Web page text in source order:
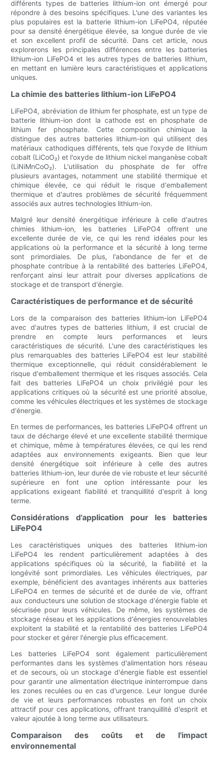
différents types de batteries lithium-ion ont émergé pour
répondre à des besoins spécifiques. L'une des variantes les
plus populaires est la batterie lithium-ion LiFePO4, réputée
pour sa densité énergétique élevée, sa longue durée de vie
et son excellent profil de sécurité. Dans cet article, nous
explorerons les principales différences entre les batteries
lithium-ion LiFePO4 et les autres types de batteries lithium,
en mettant en lumière leurs caractéristiques et applications
uniques.
La chimie des batteries lithium-ion LiFePO4
LiFePO4, abréviation de lithium fer phosphate, est un type de
batterie lithium-ion dont la cathode est en phosphate de
lithium fer phosphate. Cette composition chimique la
distingue des autres batteries lithium-ion qui utilisent des
matériaux cathodiques différents, tels que l'oxyde de lithium
cobalt (LiCoO₂) et l'oxyde de lithium nickel manganèse cobalt
(LiNiMnCoO₂). L'utilisation du phosphate de fer offre
plusieurs avantages, notamment une stabilité thermique et
chimique élevée, ce qui réduit le risque d'emballement
thermique et d'autres problèmes de sécurité fréquemment
associés aux autres technologies lithium-ion.
Malgré leur densité énergétique inférieure à celle d'autres
chimies lithium-ion, les batteries LiFePO4 offrent une
excellente durée de vie, ce qui les rend idéales pour les
applications où la performance et la sécurité à long terme
sont primordiales. De plus, l'abondance de fer et de
phosphate contribue à la rentabilité des batteries LiFePO4,
renforçant ainsi leur attrait pour diverses applications de
stockage et de transport d'énergie.
Caractéristiques de performance et de sécurité
Lors de la comparaison des batteries lithium-ion LiFePO4
avec d'autres types de batteries lithium, il est crucial de
prendre en compte leurs performances et leurs
caractéristiques de sécurité. L'une des caractéristiques les
plus remarquables des batteries LiFePO4 est leur stabilité
thermique exceptionnelle, qui réduit considérablement le
risque d'emballement thermique et les risques associés. Cela
fait des batteries LiFePO4 un choix privilégié pour les
applications critiques où la sécurité est une priorité absolue,
comme les véhicules électriques et les systèmes de stockage
d'énergie.
En termes de performances, les batteries LiFePO4 offrent un
taux de décharge élevé et une excellente stabilité thermique
et chimique, même à températures élevées, ce qui les rend
adaptées aux environnements exigeants. Bien que leur
densité énergétique soit inférieure à celle des autres
batteries lithium-ion, leur durée de vie robuste et leur sécurité
supérieure en font une option intéressante pour les
applications exigeant fiabilité et tranquillité d'esprit à long
terme.
Considérations d'application pour les batteries
LiFePO4
Les caractéristiques uniques des batteries lithium-ion
LiFePO4 les rendent particulièrement adaptées à des
applications spécifiques où la sécurité, la fiabilité et la
longévité sont primordiales. Les véhicules électriques, par
exemple, bénéficient des avantages inhérents aux batteries
LiFePO4 en termes de sécurité et de durée de vie, offrant
aux conducteurs une solution de stockage d'énergie fiable et
sécurisée pour leurs véhicules. De même, les systèmes de
stockage réseau et les applications d'énergies renouvelables
exploitent la stabilité et la rentabilité des batteries LiFePO4
pour stocker et gérer l'énergie plus efficacement.
Les batteries LiFePO4 sont également particulièrement
performantes dans les systèmes d'alimentation hors réseau
et de secours, où un stockage d'énergie fiable est essentiel
pour garantir une alimentation électrique ininterrompue dans
les zones reculées ou en cas d'urgence. Leur longue durée
de vie et leurs performances robustes en font un choix
attractif pour ces applications, offrant tranquillité d'esprit et
valeur ajoutée à long terme aux utilisateurs.
Comparaison des coûts et de l'impact
environnemental